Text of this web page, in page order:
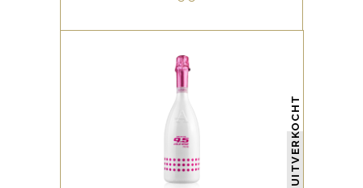
UITVERKOCHT
ITALIAANSE FAVORIETEN
MOUSSERENDE FAVORIETEN
Verleidelijke geur met vooral
veel rode fruittonen.